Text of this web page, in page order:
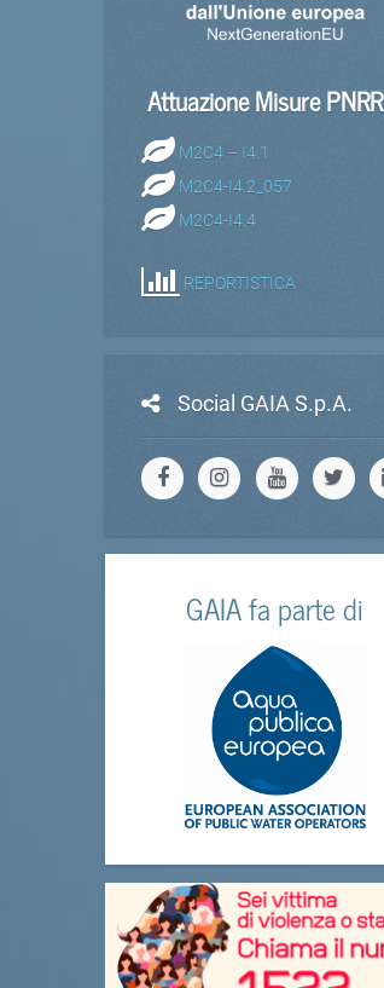
Attuazione Misure PNRR
M2C4 – I4.1
M2C4-I4.2_057
M2C4-I4.4
REPORTISTICA
Social GAIA S.p.A.
GAIA fa parte di